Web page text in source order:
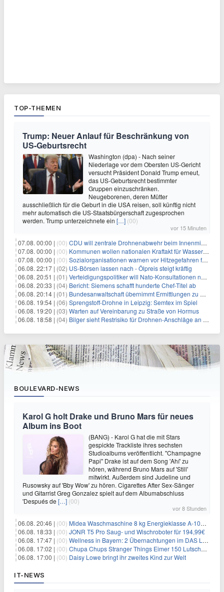
TOP-THEMEN
Trump: Neuer Anlauf für Beschränkung von
US-Geburtsrecht
Washington (dpa) - Nach seiner
Niederlage vor dem Obersten US-Gericht
versucht Präsident Donald Trump erneut,
das US-Geburtsrecht bestimmter
Gruppen einzuschränken.
Neugeborenen, deren Mütter
ausschließlich für die Geburt in die USA reisen, soll künftig nicht
mehr automatisch die US-Staatsbürgerschaft zugesprochen
werden. Trump unterzeichnete ein […] (00)
vor 15 Minuten
07.08. 00:00 | (00) CDU will zentrale Drohnenabwehr beim Innenministerium
07.08. 00:00 | (00) Kommunen wollen nationalen Kraftakt für Wasserversorgung
07.08. 00:00 | (00) Sozialorganisationen warnen vor Hitzegefahren für Obdachlose
06.08. 22:17 | (02) US-Börsen lassen nach - Ölpreis steigt kräftig
06.08. 20:51 | (01) Verteidigungspolitiker will Nato-Konsultationen nach Drohnenfund
06.08. 20:33 | (04) Bericht: Siemens schafft hunderte Chef-Titel ab
06.08. 20:14 | (01) Bundesanwaltschaft übernimmt Ermittlungen zu Drohnenvorfall
06.08. 19:54 | (06) Sprengstoff-Drohne in Leipzig: Semtex im Spiel
06.08. 19:20 | (03) Warten auf Vereinbarung zu Straße von Hormus
06.08. 18:58 | (04) Bilger sieht Restrisiko für Drohnen-Anschläge an Flughäfen
BOULEVARD-NEWS
Karol G holt Drake und Bruno Mars für neues
Album ins Boot
(BANG) - Karol G hat die mit Stars
gespickte Trackliste ihres sechsten
Studioalbums veröffentlicht. "Champagne
Papi" Drake ist auf dem Song 'Ahí' zu
hören, während Bruno Mars auf 'Still'
mitwirkt. Außerdem sind Judeline und
Rusowsky auf 'Bby Wow' zu hören. Cigarettes After Sex-Sänger
und Gitarrist Greg Gonzalez spielt auf dem Albumabschluss
'Después de […] (00)
vor 8 Stunden
06.08. 20:46 | (00) Midea Waschmaschine 8 kg Energieklasse A-10% 1400 U/Min für 289,97€
06.08. 18:33 | (00) JONR T5 Pro Saug- und Wischroboter für 194,99€
06.08. 17:47 | (00) Wellness in Bayern: 2 Übernachtungen im DAS LUDWIG Sports Resort inkl. HP + Wellness ab 174€ p.P.
06.08. 17:02 | (00) Chupa Chups Stranger Things Eimer 150 Lutscher für 21,95€
06.08. 17:00 | (00) Daisy Lowe bringt ihr zweites Kind zur Welt
IT-NEWS